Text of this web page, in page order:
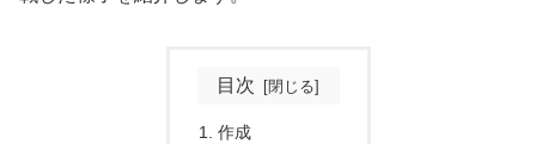
目次
作成